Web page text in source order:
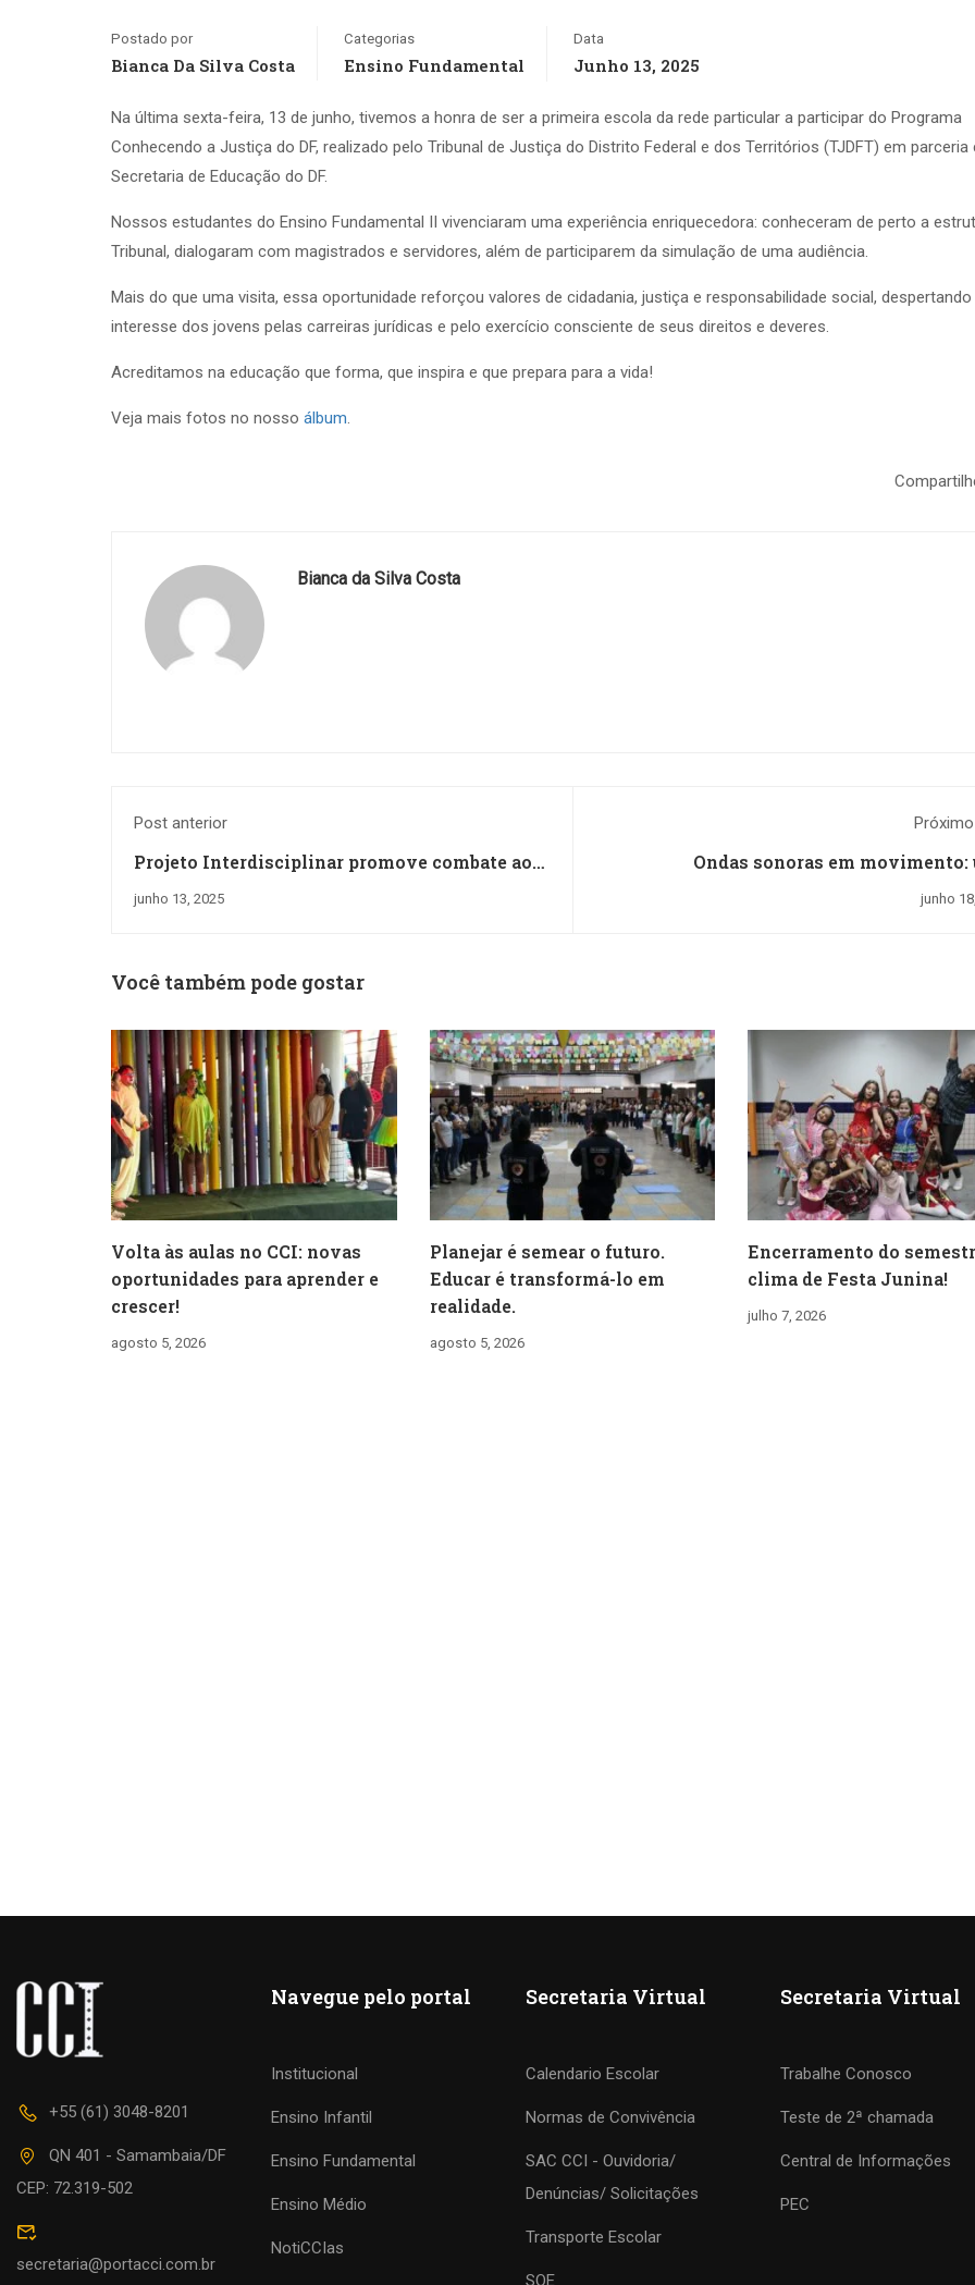
Postado por
Bianca Da Silva Costa
Categorias
Ensino Fundamental
Data
Junho 13, 2025
Na última sexta-feira, 13 de junho, tivemos a honra de ser a primeira escola da rede particular a participar do Programa
Conhecendo a Justiça do DF, realizado pelo Tribunal de Justiça do Distrito Federal e dos Territórios (TJDFT) em parceria
Secretaria de Educação do DF.
Nossos estudantes do Ensino Fundamental II vivenciaram uma experiência enriquecedora: conheceram de perto a
Tribunal, dialogaram com magistrados e servidores, além de participarem da simulação de uma audiência.
Mais do que uma visita, essa oportunidade reforçou valores de cidadania, justiça e responsabilidade social,
interesse dos jovens pelas carreiras jurídicas e pelo exercício consciente de seus direitos e deveres.
Acreditamos na educação que forma, que inspira e que prepara para a vida!
Veja mais fotos no nosso álbum.
Bianca da Silva Costa
Post anterior
Projeto Interdisciplinar promove combate ao
preconceito por meio do teatro no 8º ano
junho 13, 2025
Ondas sonoras em movimento:
experiência
junho
Você também pode gostar
Volta às aulas no CCI: novas
oportunidades para aprender e
crescer!
agosto 5, 2026
Planejar é semear o futuro.
Educar é transformá-lo em
realidade.
agosto 5, 2026
Encerramento do
clima de Festa Junina!
julho 7, 2026
+55 (61) 3048-8201
QN 401 - Samambaia/DF
CEP: 72.319-502
secretaria@portacci.com.br
Navegue pelo portal
Institucional
Ensino Infantil
Ensino Fundamental
Ensino Médio
NotiCCIas
Secretaria Virtual
Calendario Escolar
Normas de Convivência
SAC CCI - Ouvidoria/
Denúncias/ Solicitações
Transporte Escolar
SOE
Secretaria Virtual
Trabalhe Conosco
Teste de 2ª chamada
Central de Informações
PEC
COLÉGIO CCI